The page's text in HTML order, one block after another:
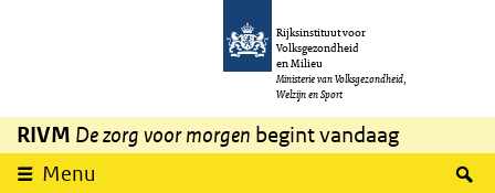
Overslaan en naar de inhoud gaan
Rijksinstituut voor
Volksgezondheid
en Milieu
Ministerie van Volksgezondheid,
Welzijn en Sport
RIVM De zorg voor morgen begint vandaag
Menu